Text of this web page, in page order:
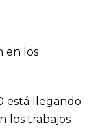
en los
está llegando
los trabajos